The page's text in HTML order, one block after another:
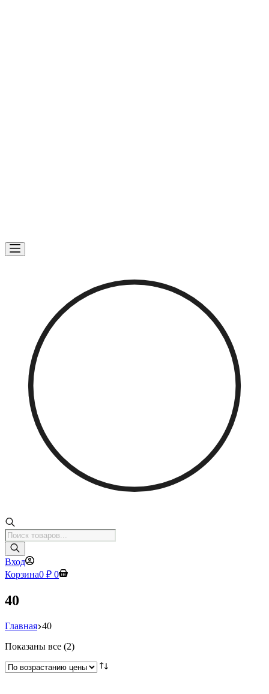
Поиск
товаров
Вход
Корзина0 ₽ 0
40
Главная 40
Показаны все (2)Цены:
возрастанию